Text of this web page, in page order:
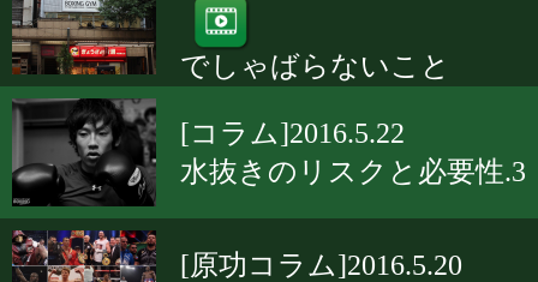
でしゃばらないこと
[コラム]2016.5.22
水抜きのリスクと必要性.3
[原功コラム]2016.5.20